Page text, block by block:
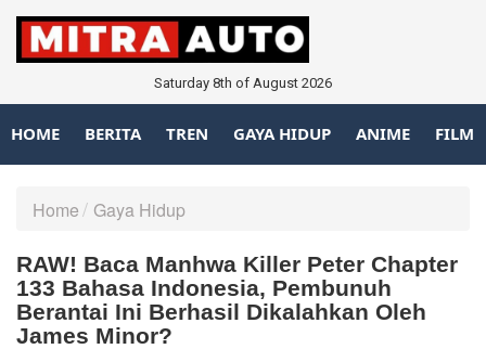
Saturday 8th of August 2026
HOME BERITA TREN GAYA HIDUP ANIME FILM
Home Gaya Hidup
RAW! Baca Manhwa Killer Peter Chapter
133 Bahasa Indonesia, Pembunuh
Berantai Ini Berhasil Dikalahkan Oleh
James Minor?